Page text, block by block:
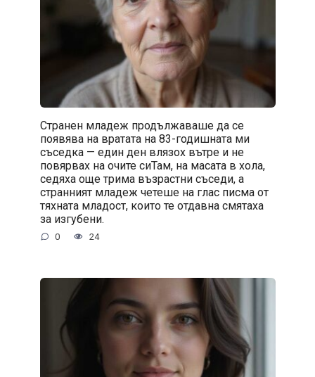
Странен младеж продължаваше да се
появява на вратата на 83-годишната ми
съседка — един ден влязох вътре и не
повярвах на очите сиТам, на масата в хола,
седяха още трима възрастни съседи, а
странният младеж четеше на глас писма от
тяхната младост, които те отдавна смятаха
за изгубени.
0 24